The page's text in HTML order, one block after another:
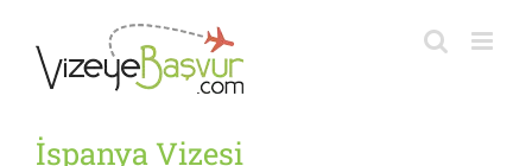
content
İspanya Vizesi